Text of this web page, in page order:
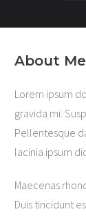
About Me
Lorem ipsum
gravida mi.
Pellentesque
lacinia ipsum
Maecenas
Duis tincidunt